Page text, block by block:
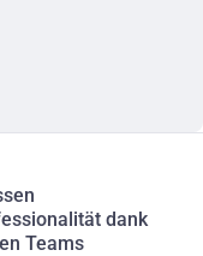
dank
Teams